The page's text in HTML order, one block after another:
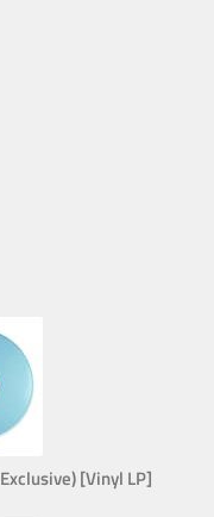
[Vinyl LP]